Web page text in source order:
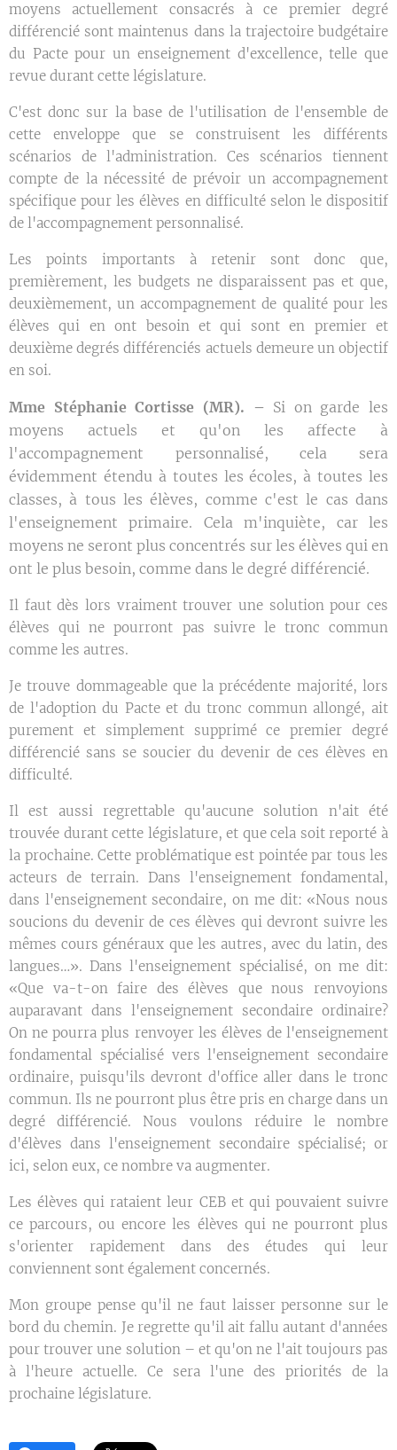
moyens actuellement consacrés à ce premier degré
différencié sont maintenus dans la trajectoire budgétaire
du Pacte pour un enseignement d'excellence, telle que
revue durant cette législature.
C'est donc sur la base de l'utilisation de l'ensemble de
cette enveloppe que se construisent les différents
scénarios de l'administration. Ces scénarios tiennent
compte de la nécessité de prévoir un accompagnement
spécifique pour les élèves en difficulté selon le dispositif
de l'accompagnement personnalisé.
Les points importants à retenir sont donc que,
premièrement, les budgets ne disparaissent pas et que,
deuxièmement, un accompagnement de qualité pour les
élèves qui en ont besoin et qui sont en premier et
deuxième degrés différenciés actuels demeure un objectif
en soi.
Mme Stéphanie Cortisse (MR). – Si on garde les
moyens actuels et qu'on les affecte à
l'accompagnement personnalisé, cela sera
évidemment étendu à toutes les écoles, à toutes les
classes, à tous les élèves, comme c'est le cas dans
l'enseignement primaire. Cela m'inquiète, car les
moyens ne seront plus concentrés sur les élèves qui en
ont le plus besoin, comme dans le degré différencié.
Il faut dès lors vraiment trouver une solution pour ces
élèves qui ne pourront pas suivre le tronc commun
comme les autres.
Je trouve dommageable que la précédente majorité, lors
de l'adoption du Pacte et du tronc commun allongé, ait
purement et simplement supprimé ce premier degré
différencié sans se soucier du devenir de ces élèves en
difficulté.
Il est aussi regrettable qu'aucune solution n'ait été
trouvée durant cette législature, et que cela soit reporté à
la prochaine. Cette problématique est pointée par tous les
acteurs de terrain. Dans l'enseignement fondamental,
dans l'enseignement secondaire, on me dit: «Nous nous
soucions du devenir de ces élèves qui devront suivre les
mêmes cours généraux que les autres, avec du latin, des
langues…». Dans l'enseignement spécialisé, on me dit:
«Que va-t-on faire des élèves que nous renvoyions
auparavant dans l'enseignement secondaire ordinaire?
On ne pourra plus renvoyer les élèves de l'enseignement
fondamental spécialisé vers l'enseignement secondaire
ordinaire, puisqu'ils devront d'office aller dans le tronc
commun. Ils ne pourront plus être pris en charge dans un
degré différencié. Nous voulons réduire le nombre
d'élèves dans l'enseignement secondaire spécialisé; or
ici, selon eux, ce nombre va augmenter.
Les élèves qui rataient leur CEB et qui pouvaient suivre
ce parcours, ou encore les élèves qui ne pourront plus
s'orienter rapidement dans des études qui leur
conviennent sont également concernés.
Mon groupe pense qu'il ne faut laisser personne sur le
bord du chemin. Je regrette qu'il ait fallu autant d'années
pour trouver une solution – et qu'on ne l'ait toujours pas
à l'heure actuelle. Ce sera l'une des priorités de la
prochaine législature.